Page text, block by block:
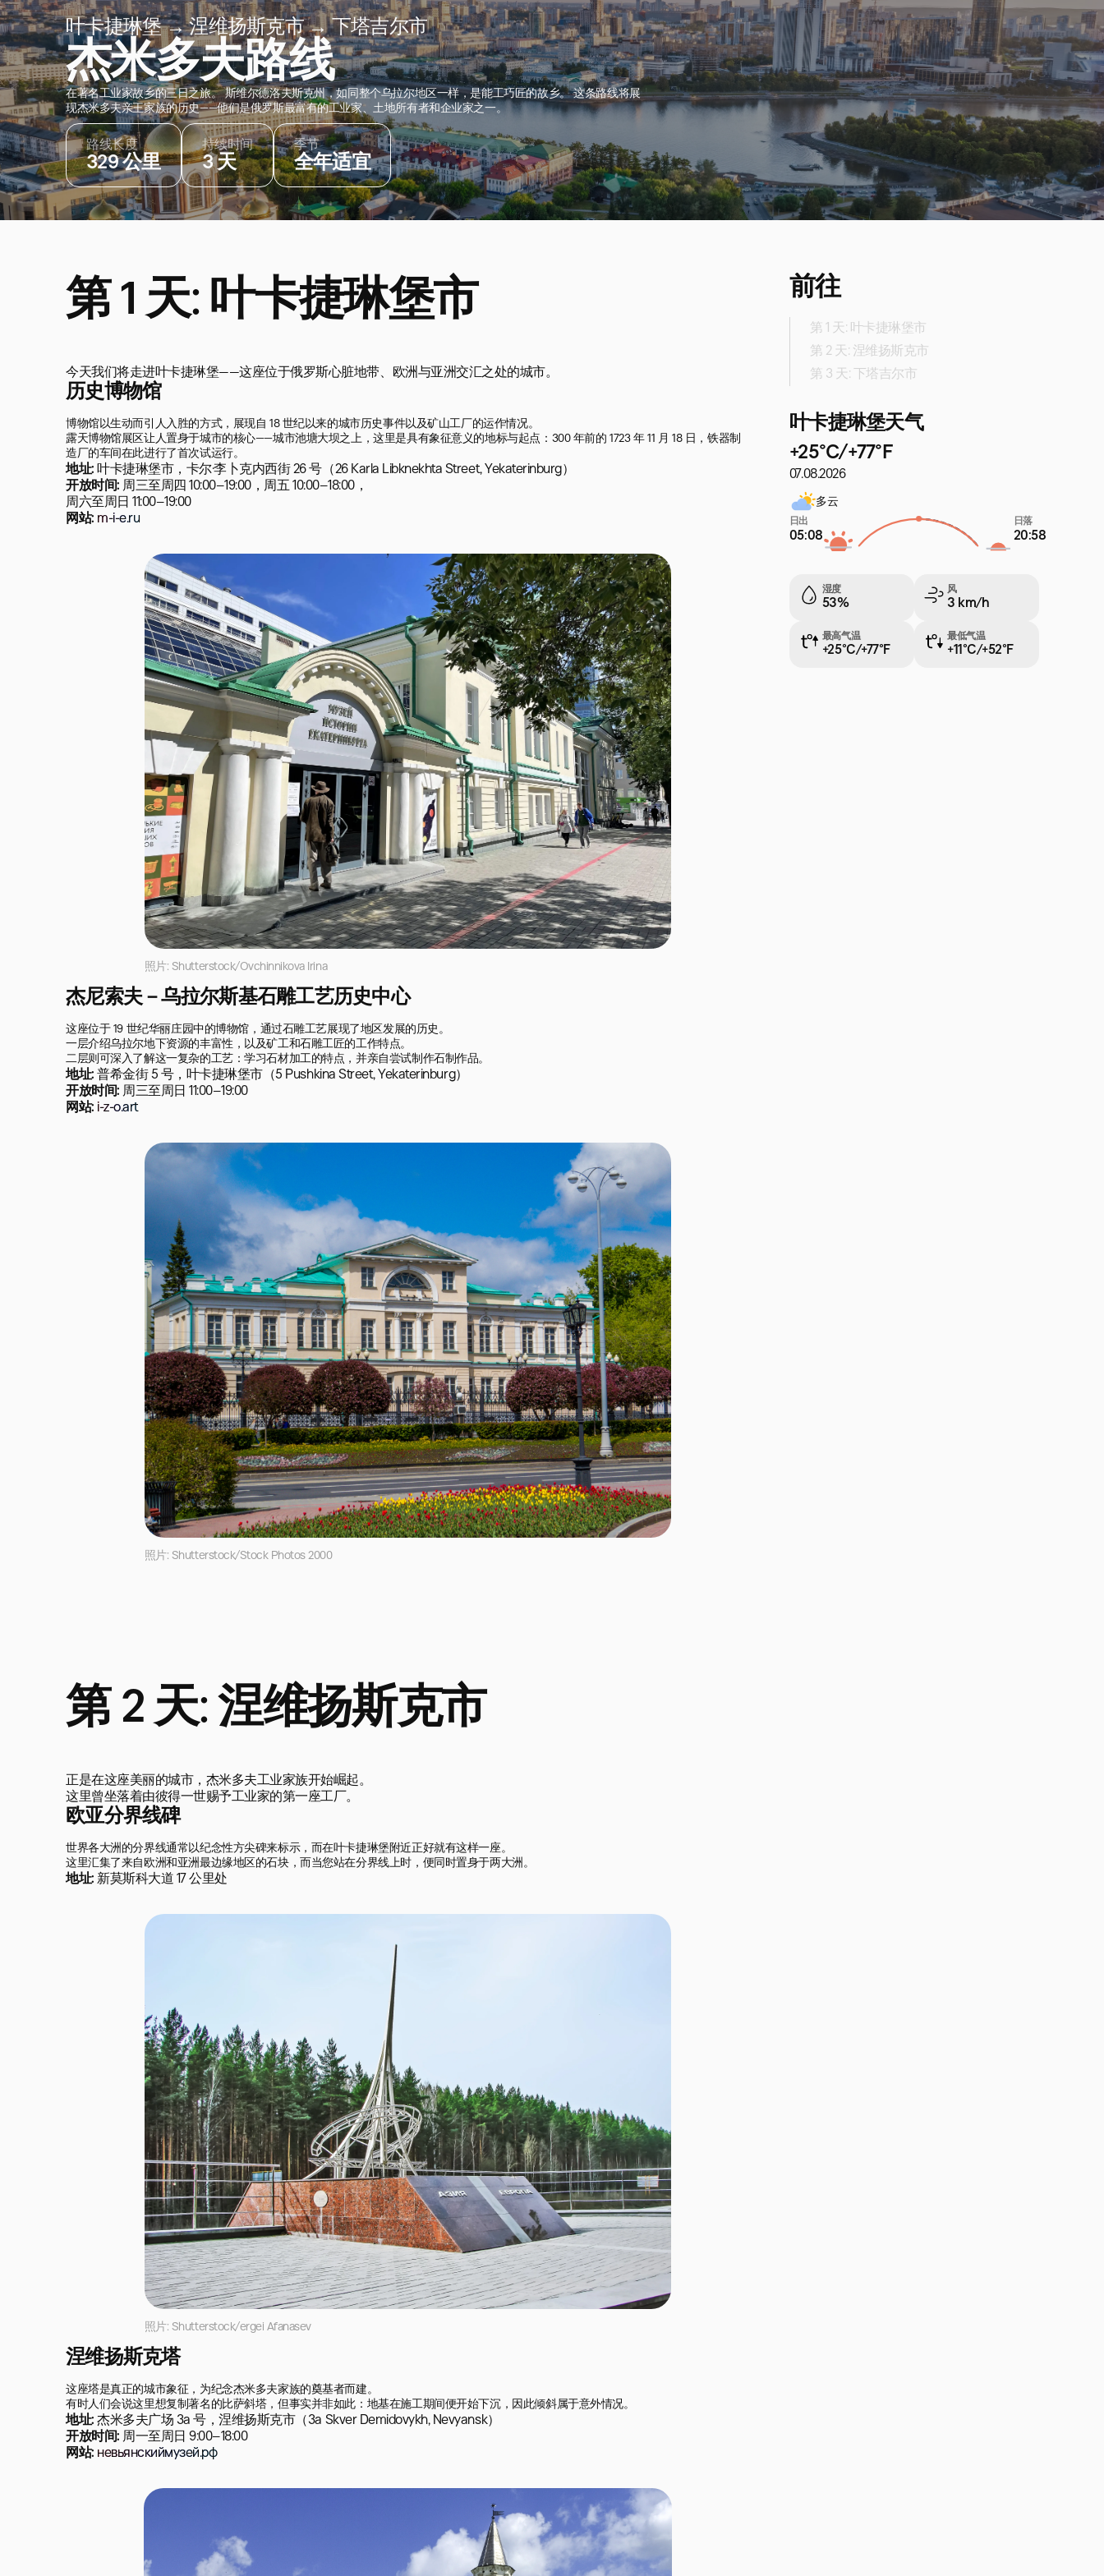
叶卡捷琳堡 → 涅维扬斯克市 → 下塔吉尔市
杰米多夫路线
在著名工业家故乡的三日之旅。 斯维尔德洛夫斯克州，如同整个乌拉尔地区一样，是能工巧匠的故乡。 这条路线将展
现杰米多夫亲王家族的历史——他们是俄罗斯最富有的工业家、土地所有者和企业家之一。
路线长度
329 公里
持续时间
3 天
季节
全年适宜
第 1 天: 叶卡捷琳堡市
今天我们将走进叶卡捷琳堡——这座位于俄罗斯心脏地带、欧洲与亚洲交汇之处的城市。
历史博物馆
博物馆以生动而引人入胜的方式，展现自 18 世纪以来的城市历史事件以及矿山工厂的运作情况。
露天博物馆展区让人置身于城市的核心——城市池塘大坝之上，这里是具有象征意义的地标与起点：300 年前的 1723 年 11 月 18 日，铁器制
造厂的车间在此进行了首次试运行。
地址:叶卡捷琳堡市，卡尔·李卜克内西街 26 号（26 Karla Libknekhta Street, Yekaterinburg）
开放时间: 周三至周四 10:00–19:00，周五 10:00–18:00，
周六至周日 11:00–19:00
网站: m-i-e.ru
照片: Shutterstock/Ovchinnikova Irina
杰尼索夫－乌拉尔斯基石雕工艺历史中心
这座位于 19 世纪华丽庄园中的博物馆，通过石雕工艺展现了地区发展的历史。
一层介绍乌拉尔地下资源的丰富性，以及矿工和石雕工匠的工作特点。
二层则可深入了解这一复杂的工艺：学习石材加工的特点，并亲自尝试制作石制作品。
地址:普希金街 5 号，叶卡捷琳堡市（5 Pushkina Street, Yekaterinburg）
开放时间: 周三至周日 11:00–19:00
网站: i-z-o.art
照片: Shutterstock/Stock Photos 2000
第 2 天: 涅维扬斯克市
正是在这座美丽的城市，杰米多夫工业家族开始崛起。
这里曾坐落着由彼得一世赐予工业家的第一座工厂。
欧亚分界线碑
世界各大洲的分界线通常以纪念性方尖碑来标示，而在叶卡捷琳堡附近正好就有这样一座。
这里汇集了来自欧洲和亚洲最边缘地区的石块，而当您站在分界线上时，便同时置身于两大洲。
地址: 新莫斯科大道 17 公里处
照片: Shutterstock/ergei Afanasev
涅维扬斯克塔
这座塔是真正的城市象征，为纪念杰米多夫家族的奠基者而建。
有时人们会说这里想复制著名的比萨斜塔，但事实并非如此：地基在施工期间便开始下沉，因此倾斜属于意外情况。
地址:杰米多夫广场 3a 号，涅维扬斯克市（3a Skver Demidovykh, Nevyansk）
开放时间: 周一至周日 9:00–18:00
网站: невьянскиймузей.рф
前往
第 1 天: 叶卡捷琳堡市
第 2 天: 涅维扬斯克市
第 3 天: 下塔吉尔市
叶卡捷琳堡天气
+25°C/+77°F
07.08.2026
多云
日出
05:08
日落
20:58
湿度
53%
风
3 km/h
最高气温
+25°C/+77°F
最低气温
+11°C/+52°F